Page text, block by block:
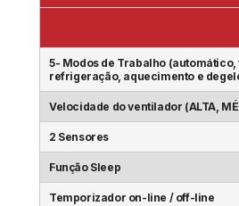
5- Modos de Trabalho (automático,
refrigeração, aquecimento e
Velocidade do ventilador (ALTA,
2 Sensores
Função Sleep
Temporizador on-line / off-line